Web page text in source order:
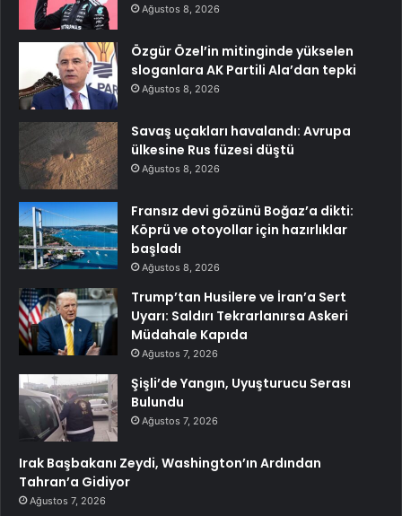
Ağustos 8, 2026
Özgür Özel’in mitinginde yükselen
sloganlara AK Partili Ala’dan tepki
Ağustos 8, 2026
Savaş uçakları havalandı: Avrupa
ülkesine Rus füzesi düştü
Ağustos 8, 2026
Fransız devi gözünü Boğaz’a dikti:
Köprü ve otoyollar için hazırlıklar
başladı
Ağustos 8, 2026
Trump’tan Husilere ve İran’a Sert
Uyarı: Saldırı Tekrarlanırsa Askeri
Müdahale Kapıda
Ağustos 7, 2026
Şişli’de Yangın, Uyuşturucu Serası
Bulundu
Ağustos 7, 2026
Irak Başbakanı Zeydi, Washington’ın Ardından
Tahran’a Gidiyor
Ağustos 7, 2026